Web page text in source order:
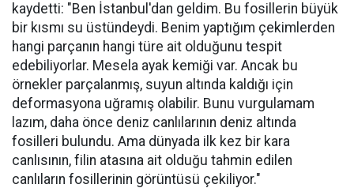
kaydetti: "Ben İstanbul'dan geldim. Bu fosillerin büyük
bir kısmı su üstündeydi. Benim yaptığım çekimlerden
hangi parçanın hangi türe ait olduğunu tespit
edebiliyorlar. Mesela ayak kemiği var. Ancak bu
örnekler parçalanmış, suyun altında kaldığı için
deformasyona uğramış olabilir. Bunu vurgulamam
lazım, daha önce deniz canlılarının deniz altında
fosilleri bulundu. Ama dünyada ilk kez bir kara
canlısının, filin atasına ait olduğu tahmin edilen
canlıların fosillerinin görüntüsü çekiliyor."